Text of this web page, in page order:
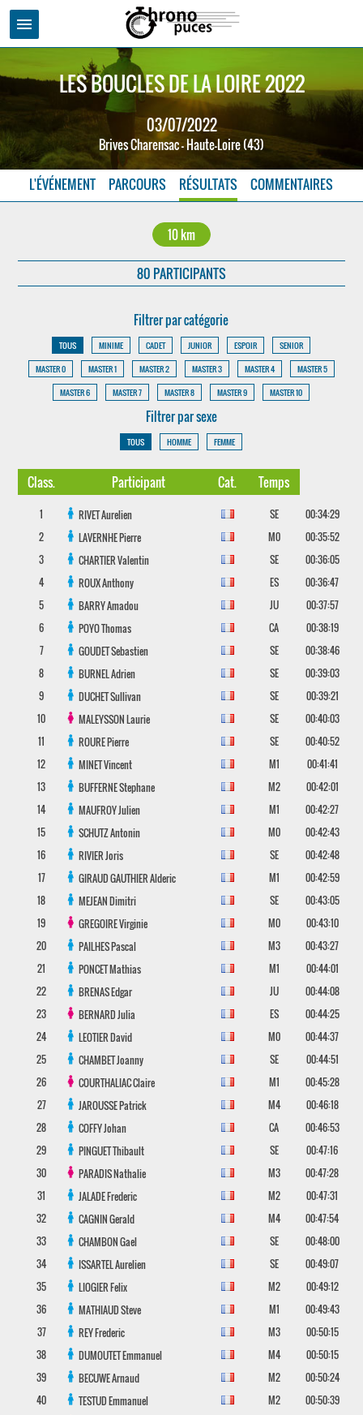
menu
LES BOUCLES DE LA LOIRE 2022
03/07/2022
Brives Charensac - Haute-Loire (43)
L'ÉVÉNEMENT PARCOURS RÉSULTATS COMMENTAIRES
10 km
80 PARTICIPANTS
Filtrer par catégorie
TOUS MINIME CADET JUNIOR ESPOIR
SENIOR
MASTER 0
MASTER 1 MASTER 2 MASTER 3 MASTER 4
MASTER 5
MASTER 6
MASTER 7 MASTER 8 MASTER 9 MASTER 10
Filtrer par sexe
TOUS HOMME FEMME
Class. Participant Cat. Temps
1 RIVETAurelien SE
00:34:29
2
LAVERNHEPierre M0
00:35:52
3
CHARTIERValentin SE
00:36:05
4
ROUXAnthony ES
00:36:47
5
BARRYAmadou JU
00:37:57
6
POYOThomas CA
00:38:19
7
GOUDETSebastien SE
00:38:46
8
BURNELAdrien SE
00:39:03
9
DUCHETSullivan SE
00:39:21
10
MALEYSSONLaurie SE
00:40:03
11
ROUREPierre SE
00:40:52
12
MINETVincent M1
00:41:41
13
BUFFERNEStephane M2
00:42:01
14
MAUFROYJulien M1
00:42:27
15
SCHUTZAntonin M0
00:42:43
16
RIVIERJoris SE
00:42:48
17
GIRAUD GAUTHIERAlderic M1
00:42:59
18
MEJEANDimitri SE
00:43:05
19
GREGOIREVirginie M0
00:43:10
20
PAILHESPascal M3
00:43:27
21
PONCETMathias M1
00:44:01
22
BRENASEdgar JU
00:44:08
23
BERNARDJulia ES
00:44:25
24
LEOTIERDavid M0
00:44:37
25
CHAMBETJoanny SE
00:44:51
26
COURTHALIACClaire M1
00:45:28
27
JAROUSSEPatrick M4
00:46:18
28
COFFYJohan CA
00:46:53
29
PINGUETThibault SE
00:47:16
30
PARADISNathalie M3
00:47:28
31
JALADEFrederic M2
00:47:31
32
CAGNINGerald M4
00:47:54
33
CHAMBONGael SE
00:48:00
34
ISSARTELAurelien SE
00:49:07
35
LIOGIERFelix M2
00:49:12
36
MATHIAUDSteve M1
00:49:43
37
REYFrederic M3
00:50:15
38
DUMOUTETEmmanuel M4
00:50:15
39
BECUWEArnaud M2
00:50:24
40
TESTUDEmmanuel M2
00:50:39